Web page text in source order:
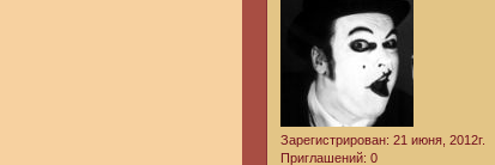
Зарегистрирован: 21 июня, 2012г.
Приглашений: 0